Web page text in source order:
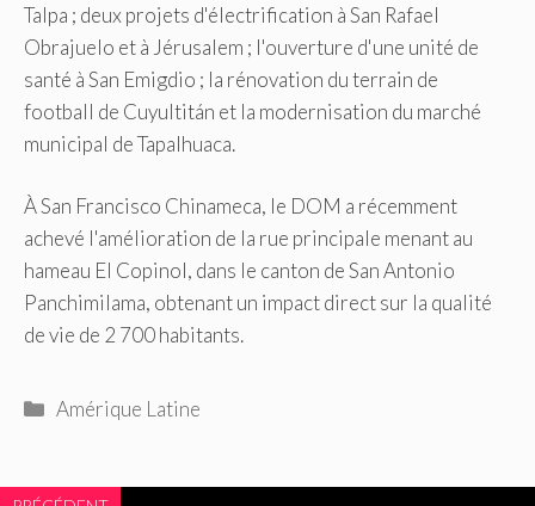
Talpa ; deux projets d'électrification à San Rafael
Obrajuelo et à Jérusalem ; l'ouverture d'une unité de
santé à San Emigdio ; la rénovation du terrain de
football de Cuyultitán et la modernisation du marché
municipal de Tapalhuaca.
À San Francisco Chinameca, le DOM a récemment
achevé l'amélioration de la rue principale menant au
hameau El Copinol, dans le canton de San Antonio
Panchimilama, obtenant un impact direct sur la qualité
de vie de 2 700 habitants.
Catégories
Amérique Latine